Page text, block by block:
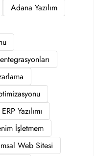
Adana Yazılım
ERP Yazılımı
İşletmem
Web Sitesi